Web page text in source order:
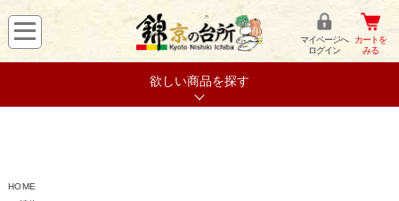
マイページへ
ログイン
カートを
みる
欲しい商品を探す
HOME